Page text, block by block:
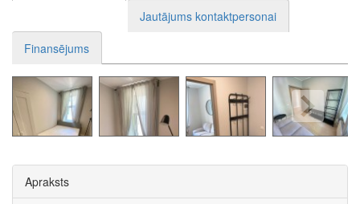
Jautājums kontaktpersonai
Finansējums
Apraksts